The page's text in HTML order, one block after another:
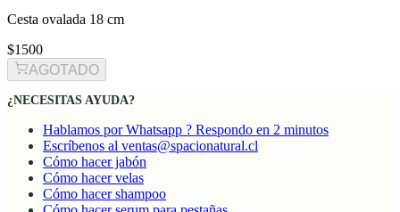
Cesta ovalada 18 cm
$1500
AGOTADO
¿NECESITAS AYUDA?
Hablamos por Whatsapp ? Respondo en 2 minutos
Escríbenos al ventas@spacionatural.cl
Cómo hacer jabón
Cómo hacer velas
Cómo hacer shampoo